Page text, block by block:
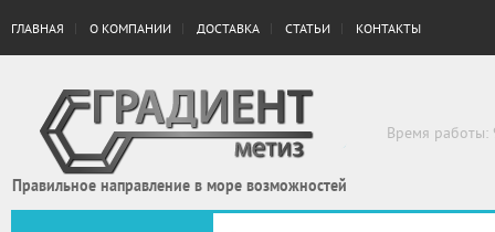
ГЛАВНАЯ О КОМПАНИИ ДОСТАВКА СТАТЬИ КОНТАКТЫ
Правильное направление в море возможностей
Время работы: